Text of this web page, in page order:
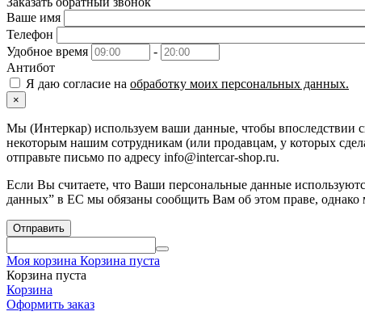
Ваше имя
Телефон
Удобное время
-
Антибот
Я даю согласие на обработку моих персональных данных.
×
Мы (Интеркар) используем ваши данные, чтобы впоследствии
некоторым нашим сотрудникам (или продавцам, у которых
отправьте письмо по адресу info@intercar-shop.ru.
Если Вы считаете, что Ваши персональные данные
данных” в ЕС мы обязаны сообщить Вам об этом праве,
Отправить
Моя корзина Корзина пуста
Корзина пуста
Корзина
Оформить заказ